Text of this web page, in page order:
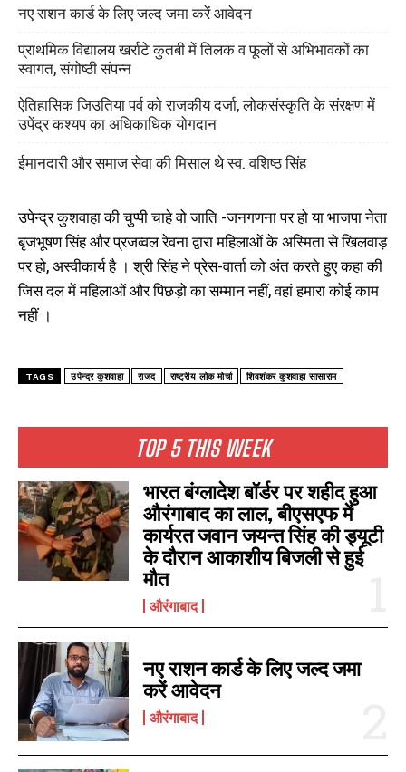
TOP 5 THIS WEEK
भारत बंग्लादेश बॉर्डर पर शहीद हुआ
औरंगाबाद का लाल, बीएसएफ में
कार्यरत जवान जयन्त सिंह की ड्यूटी
के दौरान आकाशीय बिजली से हुई
मौत
औरंगाबाद
नए राशन कार्ड के लिए जल्द जमा
करें आवेदन
औरंगाबाद
नए राशन कार्ड के लिए जल्द जमा करें आवेदन
प्राथमिक विद्यालय खर्राटे कुतबी में तिलक व फूलों से अभिभावकों का
स्वागत, संगोष्ठी संपन्न
ऐतिहासिक जिउतिया पर्व को राजकीय दर्जा, लोकसंस्कृति के संरक्षण में
उपेंद्र कश्यप का अधिकाधिक योगदान
ईमानदारी और समाज सेवा की मिसाल थे स्व. वशिष्ठ सिंह
उपेन्द्र कुशवाहा की चुप्पी चाहे वो जाति -जनगणना पर हो या भाजपा नेता
बृजभूषण सिंह और प्रजव्वल रेवना द्वारा महिलाओं के अस्मिता से खिलवाड़
पर हो, अस्वीकार्य है । श्री सिंह ने प्रेस-वार्ता को अंत करते हुए कहा की
जिस दल में महिलाओं और पिछड़ो का सम्मान नहीं, वहां हमारा कोई काम
नहीं ।
TAGS उपेन्द्र कुशवाहा राजद राष्ट्रीय लोक मोर्चा शिवशंकर कुशवाहा सासाराम